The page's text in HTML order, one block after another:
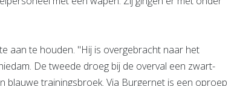
aan te houden. "Hij is overgebracht naar het
De tweede droeg bij de overval een zwart-
blauwe trainingsbroek. Via Burgernet is een oproep